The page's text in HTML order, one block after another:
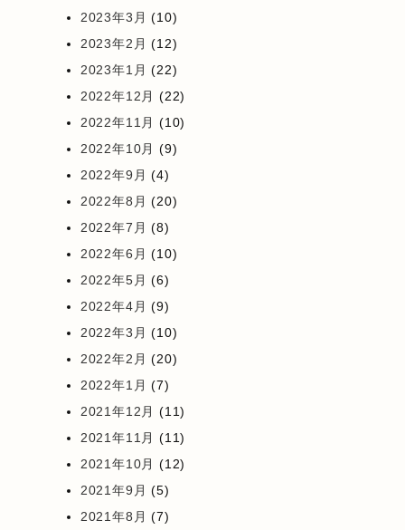
2023年3月 (10)
2023年2月 (12)
2023年1月 (22)
2022年12月 (22)
2022年11月 (10)
2022年10月 (9)
2022年9月 (4)
2022年8月 (20)
2022年7月 (8)
2022年6月 (10)
2022年5月 (6)
2022年4月 (9)
2022年3月 (10)
2022年2月 (20)
2022年1月 (7)
2021年12月 (11)
2021年11月 (11)
2021年10月 (12)
2021年9月 (5)
2021年8月 (7)